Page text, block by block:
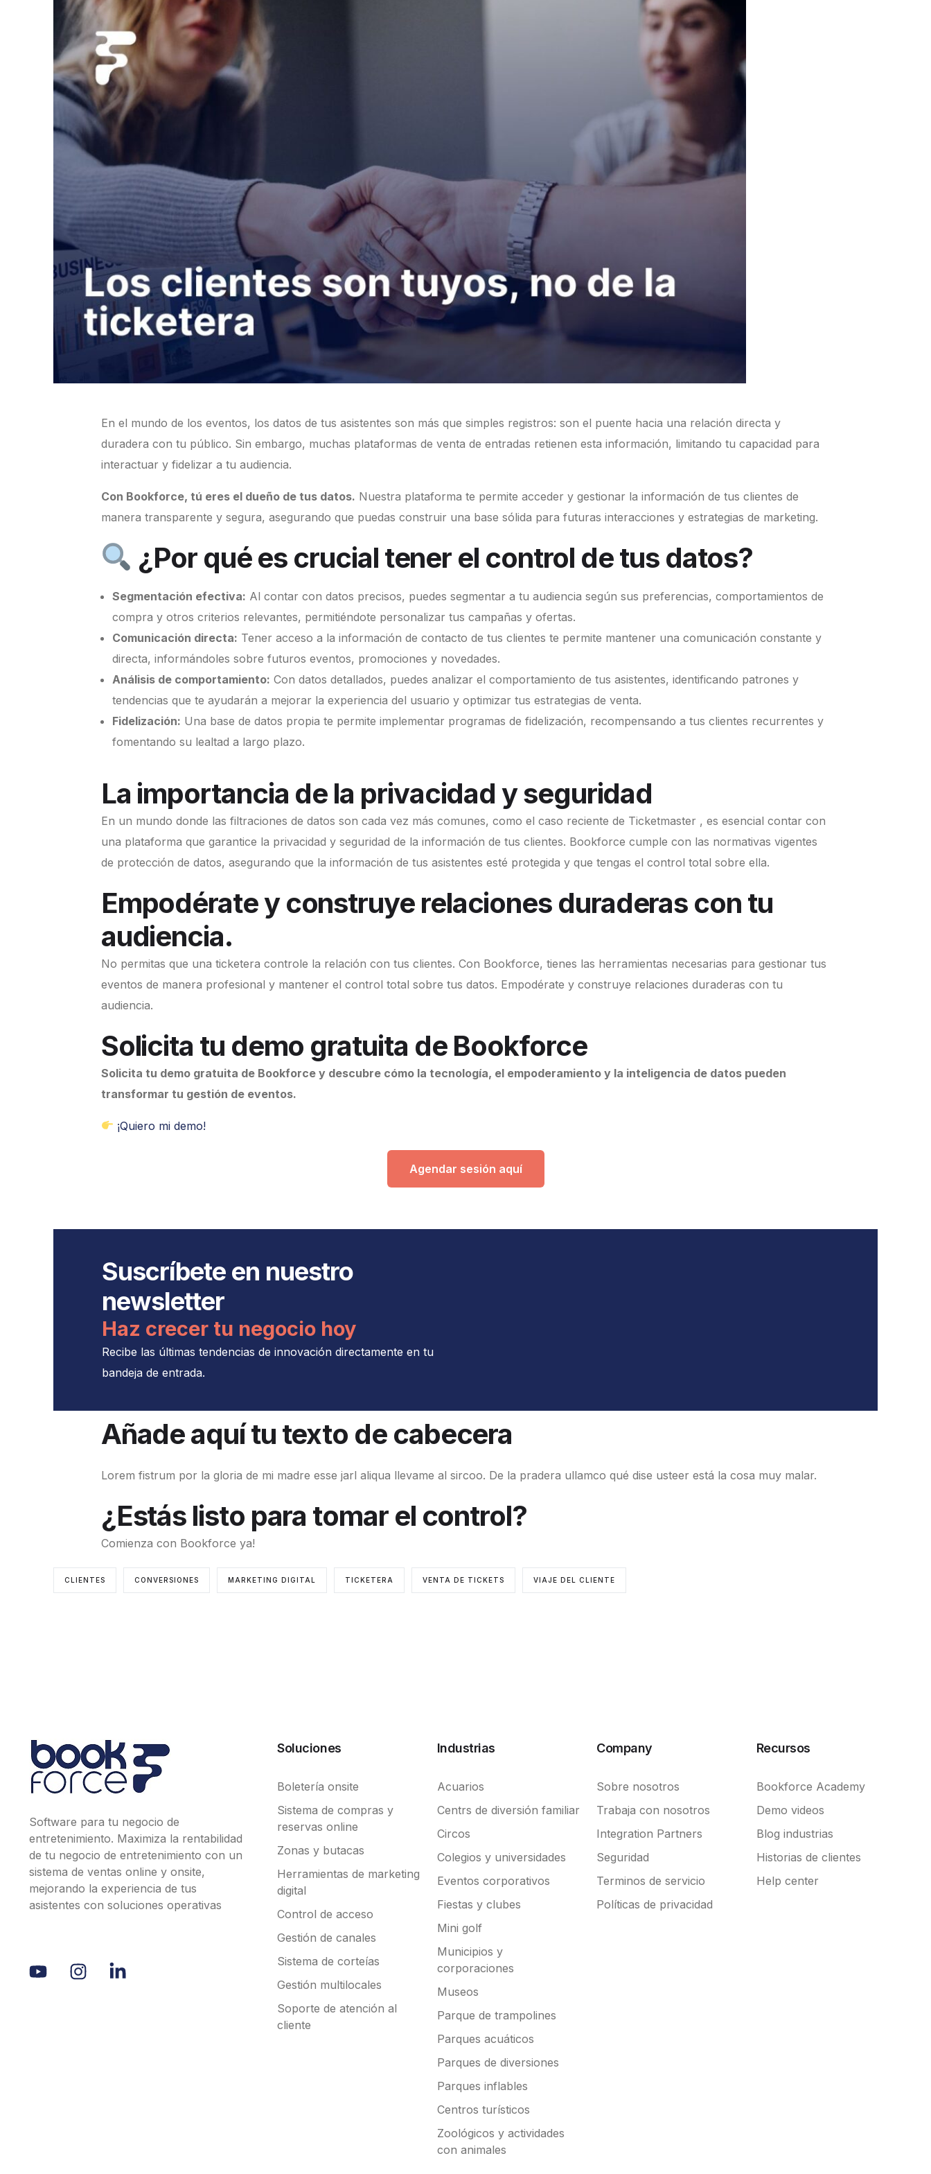
Municipalidades y corporaciones
Museos
Parque de trampolines
Parques de diversiones
Productores de eventos
Centros turíscos
Zoológicos / Actividades con animales
En el mundo de los eventos, los datos de tus asistentes son más que simples registros: son el puente hacia una relación directa y
duradera con tu público. Sin embargo, muchas plataformas de venta de entradas retienen esta información, limitando tu capacidad para
interactuar y fidelizar a tu audiencia.
Con Bookforce, tú eres el dueño de tus datos. Nuestra plataforma te permite acceder y gestionar la información de tus clientes de
manera transparente y segura, asegurando que puedas construir una base sólida para futuras interacciones y estrategias de marketing.
¿Por qué es crucial tener el control de tus datos?
Segmentación efectiva: Al contar con datos precisos, puedes segmentar a tu audiencia según sus preferencias, comportamientos de
compra y otros criterios relevantes, permitiéndote personalizar tus campañas y ofertas.
Comunicación directa: Tener acceso a la información de contacto de tus clientes te permite mantener una comunicación constante y
directa, informándoles sobre futuros eventos, promociones y novedades.
Análisis de comportamiento: Con datos detallados, puedes analizar el comportamiento de tus asistentes, identificando patrones y
tendencias que te ayudarán a mejorar la experiencia del usuario y optimizar tus estrategias de venta.
Fidelización: Una base de datos propia te permite implementar programas de fidelización, recompensando a tus clientes recurrentes y
fomentando su lealtad a largo plazo.
La importancia de la privacidad y seguridad
En un mundo donde las filtraciones de datos son cada vez más comunes, como el caso reciente de Ticketmaster , es esencial contar con
una plataforma que garantice la privacidad y seguridad de la información de tus clientes. Bookforce cumple con las normativas vigentes
de protección de datos, asegurando que la información de tus asistentes esté protegida y que tengas el control total sobre ella.
Empodérate y construye relaciones duraderas con tu
audiencia.
No permitas que una ticketera controle la relación con tus clientes. Con Bookforce, tienes las herramientas necesarias para gestionar tus
eventos de manera profesional y mantener el control total sobre tus datos. Empodérate y construye relaciones duraderas con tu
audiencia.
Solicita tu demo gratuita de Bookforce
Solicita tu demo gratuita de Bookforce y descubre cómo la tecnología, el empoderamiento y la inteligencia de datos pueden
transformar tu gestión de eventos.
¡Quiero mi demo!
Agendar sesión aquí
Suscríbete en nuestro
newsletter
Haz crecer tu negocio hoy
Recibe las últimas tendencias de innovación directamente en tu
bandeja de entrada.
Añade aquí tu texto de cabecera
Lorem fistrum por la gloria de mi madre esse jarl aliqua llevame al sircoo. De la pradera ullamco qué dise usteer está la cosa muy malar.
¿Estás listo para tomar el control?
Comienza con Bookforce ya!
CLIENTES CONVERSIONES MARKETING DIGITAL TICKETERA VENTA DE TICKETS VIAJE DEL CLIENTE
Software para tu negocio de
entretenimiento. Maximiza la rentabilidad
de tu negocio de entretenimiento con un
sistema de ventas online y onsite,
mejorando la experiencia de tus
asistentes con soluciones operativas
Soluciones
Boletería onsite
Sistema de compras y
reservas online
Zonas y butacas
Herramientas de marketing
digital
Control de acceso
Gestión de canales
Sistema de corteías
Gestión multilocales
Soporte de atención al
cliente
Industrias
Acuarios
Centrs de diversión familiar
Circos
Colegios y universidades
Eventos corporativos
Fiestas y clubes
Mini golf
Municipios y
corporaciones
Museos
Parque de trampolines
Parques acuáticos
Parques de diversiones
Parques inflables
Centros turísticos
Zoológicos y actividades
con animales
Company
Sobre nosotros
Trabaja con nosotros
Integration Partners
Seguridad
Terminos de servicio
Políticas de privacidad
Recursos
Bookforce Academy
Demo videos
Blog industrias
Historias de clientes
Help center